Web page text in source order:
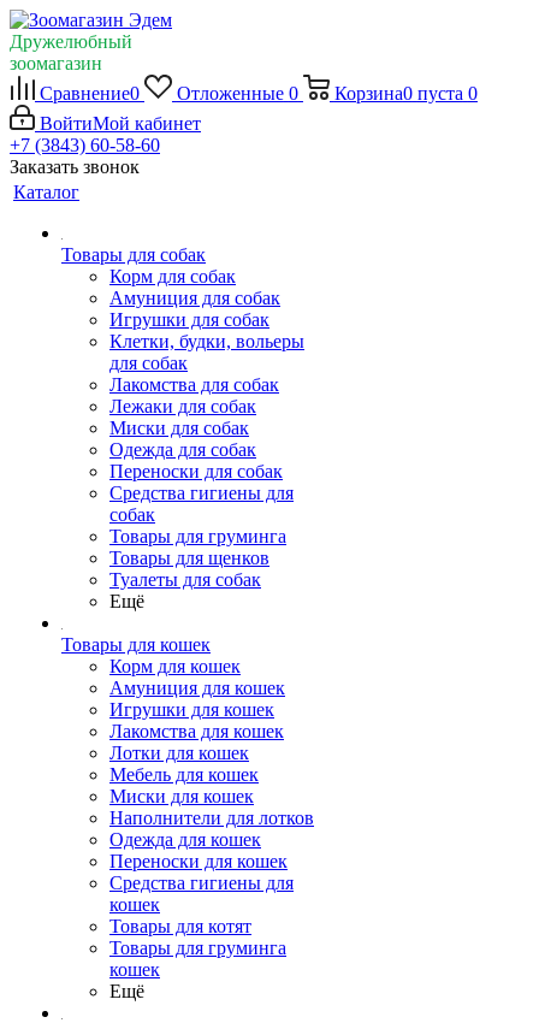
Дружелюбный
зоомагазин
Сравнение0 Отложенные 0 Корзина0 пуста 0
ВойтиМой кабинет
+7 (3843) 60-58-60
Заказать звонок
Каталог
Товары для собак
Корм для собак
Амуниция для собак
Игрушки для собак
Клетки, будки, вольеры
для собак
Лакомства для собак
Лежаки для собак
Миски для собак
Одежда для собак
Переноски для собак
Средства гигиены для
собак
Товары для груминга
Товары для щенков
Туалеты для собак
Ещё
Товары для кошек
Корм для кошек
Амуниция для кошек
Игрушки для кошек
Лакомства для кошек
Лотки для кошек
Мебель для кошек
Миски для кошек
Наполнители для лотков
Одежда для кошек
Переноски для кошек
Средства гигиены для
кошек
Товары для котят
Товары для груминга
кошек
Ещё